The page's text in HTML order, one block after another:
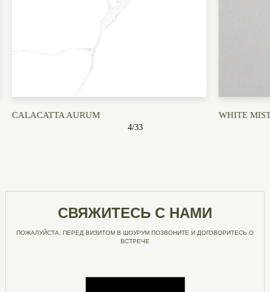
WHITE MISTERIO URBAN
5/33
ПОЖАЛУЙСТА, ПЕРЕД ВИЗИТОМ В ШОУРУМ ПОЗВОНИТЕ И ДОГОВОРИТЕСЬ О
ВСТРЕЧЕ
СВЯЖИТЕСЬ С НАМИ